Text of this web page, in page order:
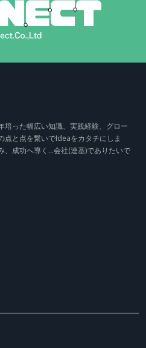
培った幅広い知識、実践経験、グロー
点と点を繋いでIdeaをカタチにしま
、成功へ導く…会社(連基)でありたいで